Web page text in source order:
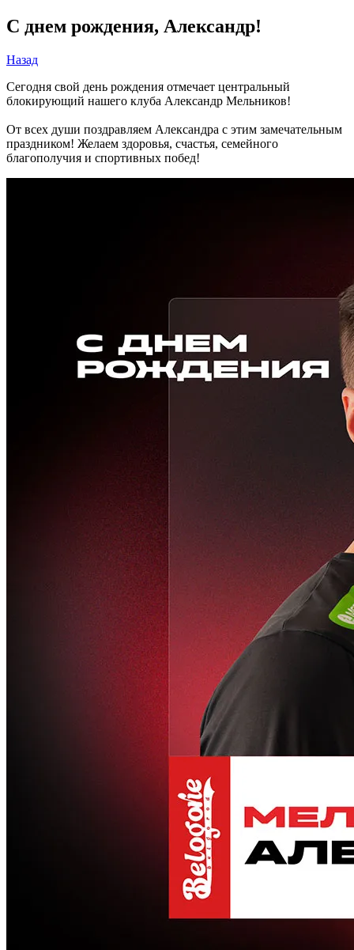
С днем рождения, Александр!
Назад
Сегодня свой день рождения отмечает центральный
блокирующий нашего клуба Александр Мельников!
От всех души поздравляем Александра с этим замечательным
праздником! Желаем здоровья, счастья, семейного
благополучия и спортивных побед!